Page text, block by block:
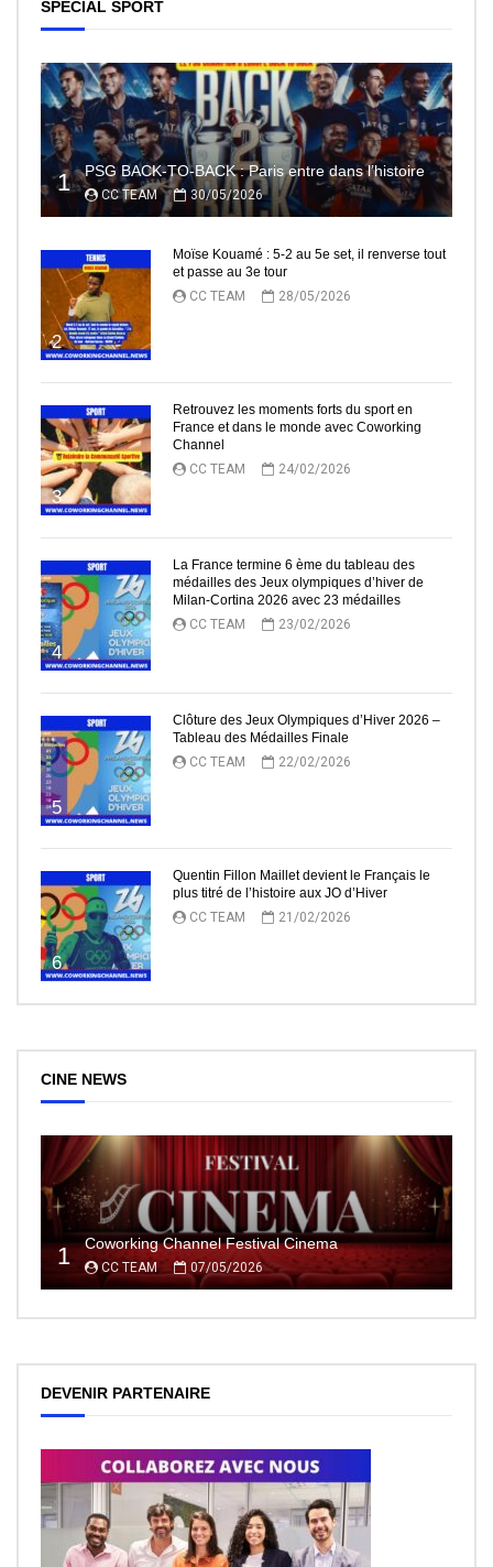
SPECIAL SPORT
1 PSG BACK-TO-BACK : Paris entre dans l’histoire
CC TEAM 30/05/2026
2
Moïse Kouamé : 5-2 au 5e set, il renverse tout
et passe au 3e tour
CC TEAM
28/05/2026
3
Retrouvez les moments forts du sport en
France et dans le monde avec Coworking
Channel
CC TEAM
24/02/2026
4
La France termine 6 ème du tableau des
médailles des Jeux olympiques d’hiver de
Milan-Cortina 2026 avec 23 médailles
CC TEAM
23/02/2026
5
Clôture des Jeux Olympiques d’Hiver 2026 –
Tableau des Médailles Finale
CC TEAM
22/02/2026
6
Quentin Fillon Maillet devient le Français le
plus titré de l’histoire aux JO d’Hiver
CC TEAM
21/02/2026
CINE NEWS
1 Coworking Channel Festival Cinema
CC TEAM 07/05/2026
DEVENIR PARTENAIRE